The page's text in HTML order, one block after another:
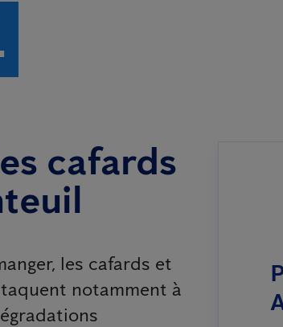
cafards
les cafards et
notamment à